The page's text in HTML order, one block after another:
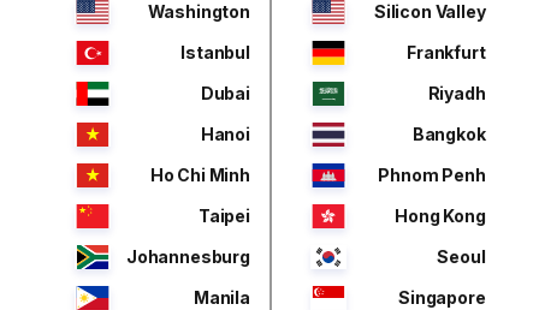
Silicon Valley
Washington
Frankfurt
Istanbul
Riyadh
Dubai
Bangkok
Hanoi
Phnom Penh
Ho Chi Minh
Hong Kong
Taipei
Seoul
Johannesburg
Singapore
Manila